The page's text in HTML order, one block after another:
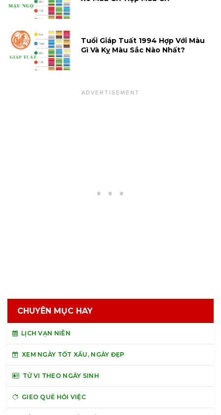
Tuổi Giáp Tuất 1994 Hợp Với Màu
Gì Và Kỵ Màu Sắc Nào Nhất?
CHUYÊN MỤC HAY
LỊCH VẠN NIÊN
XEM NGÀY TỐT XẤU, NGÀY ĐẸP
TỬ VI THEO NGÀY SINH
GIEO QUẺ HỎI VIỆC